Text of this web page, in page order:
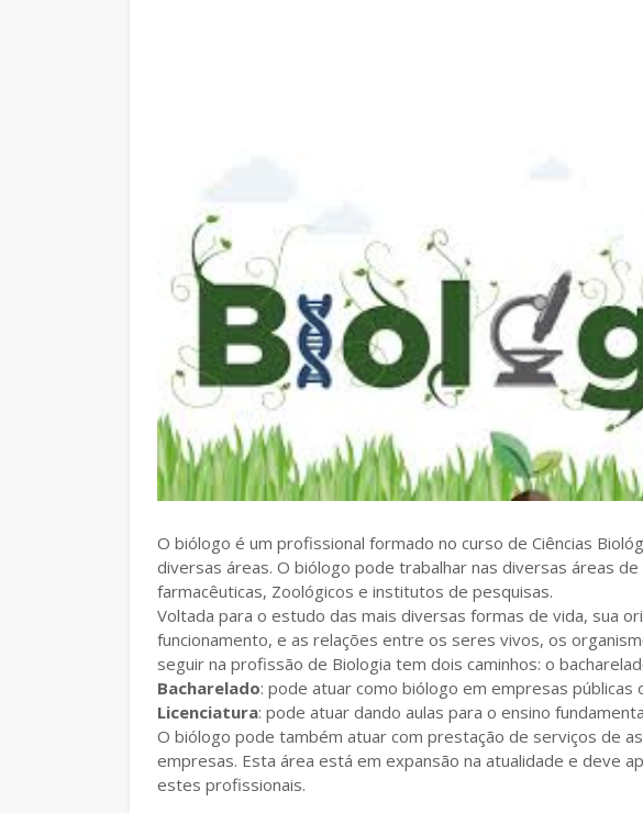
O biólogo é um profissional formado no curso de Ciências
diversas áreas. O biólogo pode trabalhar nas diversas áreas
farmacêuticas, Zoológicos e institutos de pesquisas.
Voltada para o estudo das mais diversas formas de vida, sua
funcionamento, e as relações entre os seres vivos, os
seguir na profissão de Biologia tem dois caminhos: o
Bacharelado: pode atuar como biólogo em empresas públicas
Licenciatura: pode atuar dando aulas para o ensino
O biólogo pode também atuar com prestação de serviços de
empresas. Esta área está em expansão na atualidade e deve
estes profissionais.